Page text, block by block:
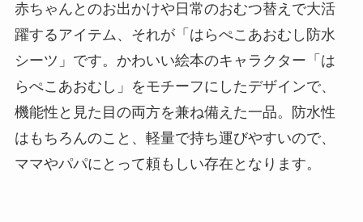
赤ちゃんとのお出かけや日常のおむつ替えで大活
躍するアイテム、それが「はらぺこあおむし防水
シーツ」です。かわいい絵本のキャラクター「は
らぺこあおむし」をモチーフにしたデザインで、
機能性と見た目の両方を兼ね備えた一品。防水性
はもちろんのこと、軽量で持ち運びやすいので、
ママやパパにとって頼もしい存在となります。